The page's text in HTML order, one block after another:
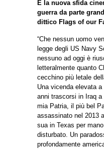
È la nuova sfida
guerra da parte
dittico Flags of our
“Che nessun uomo
legge degli US Navy
nessuno ad oggi è
letteralmente quanto
cecchino più letale
Una vicenda elevata
anni trascorsi in Iraq a
mia Patria, il più bel
assassinato nel 2013
sua in Texas per
disturbato. Un
profondamente